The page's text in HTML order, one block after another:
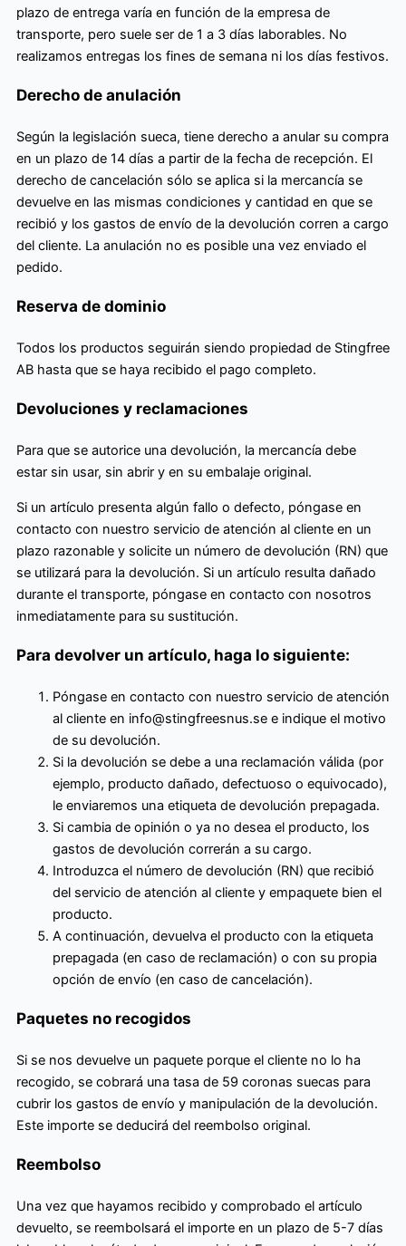
plazo de entrega varía en función de la empresa de
transporte, pero suele ser de 1 a 3 días laborables. No
realizamos entregas los fines de semana ni los días festivos.
Derecho de anulación
Según la legislación sueca, tiene derecho a anular su compra
en un plazo de 14 días a partir de la fecha de recepción. El
derecho de cancelación sólo se aplica si la mercancía se
devuelve en las mismas condiciones y cantidad en que se
recibió y los gastos de envío de la devolución corren a cargo
del cliente. La anulación no es posible una vez enviado el
pedido.
Reserva de dominio
Todos los productos seguirán siendo propiedad de Stingfree
AB hasta que se haya recibido el pago completo.
Devoluciones y reclamaciones
Para que se autorice una devolución, la mercancía debe
estar sin usar, sin abrir y en su embalaje original.
Si un artículo presenta algún fallo o defecto, póngase en
contacto con nuestro servicio de atención al cliente en un
plazo razonable y solicite un número de devolución (RN) que
se utilizará para la devolución. Si un artículo resulta dañado
durante el transporte, póngase en contacto con nosotros
inmediatamente para su sustitución.
Para devolver un artículo, haga lo siguiente:
Póngase en contacto con nuestro servicio de atención
al cliente en info@stingfreesnus.se e indique el motivo
de su devolución.
Si la devolución se debe a una reclamación válida (por
ejemplo, producto dañado, defectuoso o equivocado),
le enviaremos una etiqueta de devolución prepagada.
Si cambia de opinión o ya no desea el producto, los
gastos de devolución correrán a su cargo.
Introduzca el número de devolución (RN) que recibió
del servicio de atención al cliente y empaquete bien el
producto.
A continuación, devuelva el producto con la etiqueta
prepagada (en caso de reclamación) o con su propia
opción de envío (en caso de cancelación).
Paquetes no recogidos
Si se nos devuelve un paquete porque el cliente no lo ha
recogido, se cobrará una tasa de 59 coronas suecas para
cubrir los gastos de envío y manipulación de la devolución.
Este importe se deducirá del reembolso original.
Reembolso
Una vez que hayamos recibido y comprobado el artículo
devuelto, se reembolsará el importe en un plazo de 5-7 días